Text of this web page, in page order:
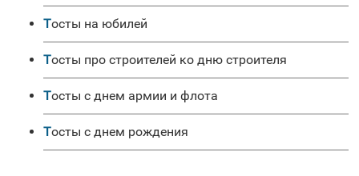
Тосты на юбилей
Тосты про строителей ко дню строителя
Тосты с днем армии и флота
Тосты с днем рождения